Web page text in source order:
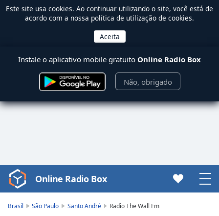
Este site usa cookies. Ao continuar utilizando o site, você está de
acordo com a nossa política de utilização de cookies.
Instale o aplicativo mobile gratuito Online Radio Box
Não, obrigado
Video
Player
Online Radio Box
Brasil São Paulo Santo André Radio The Wall Fm